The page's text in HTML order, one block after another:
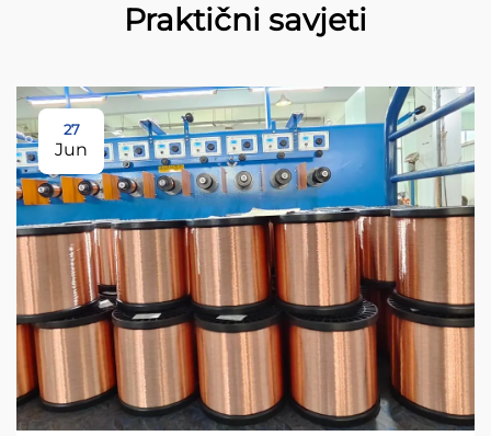
Praktični savjeti
27
Jun